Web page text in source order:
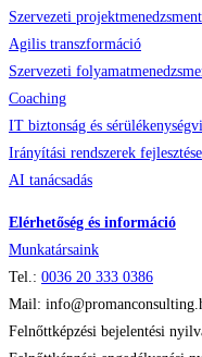
Szervezeti
Agilis transzformáció
Szervezeti
Coaching
IT biztonság és
Irányítási rendszerek fejlesztése
AI tanácsadás
Elérhetőség és információ
Munkatársaink
Tel.: 0036 20 333 0386
Mail:
Felnőttképzési bejelentési